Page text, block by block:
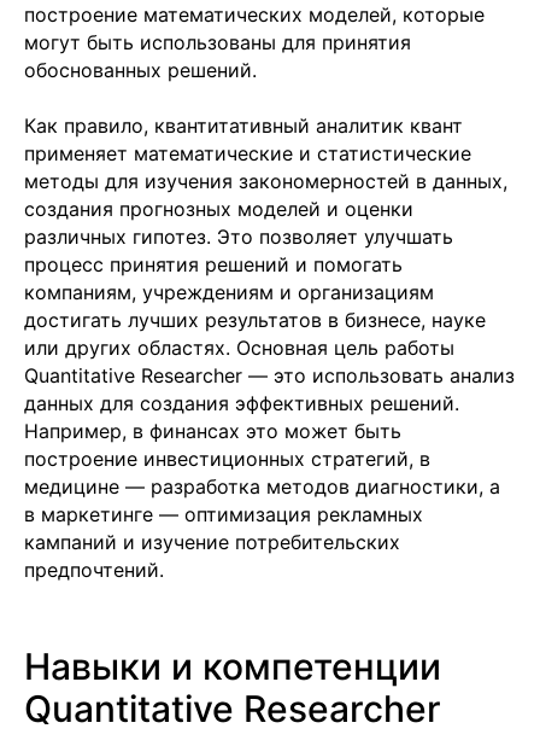
построение математических моделей, которые
могут быть использованы для принятия
обоснованных решений.
Как правило, квантитативный аналитик квант
применяет математические и статистические
методы для изучения закономерностей в данных,
создания прогнозных моделей и оценки
различных гипотез. Это позволяет улучшать
процесс принятия решений и помогать
компаниям, учреждениям и организациям
достигать лучших результатов в бизнесе, науке
или других областях. Основная цель работы
Quantitative Researcher — это использовать анализ
данных для создания эффективных решений.
Например, в финансах это может быть
построение инвестиционных стратегий, в
медицине — разработка методов диагностики, а
в маркетинге — оптимизация рекламных
кампаний и изучение потребительских
предпочтений.
Навыки и компетенции
Quantitative Researcher